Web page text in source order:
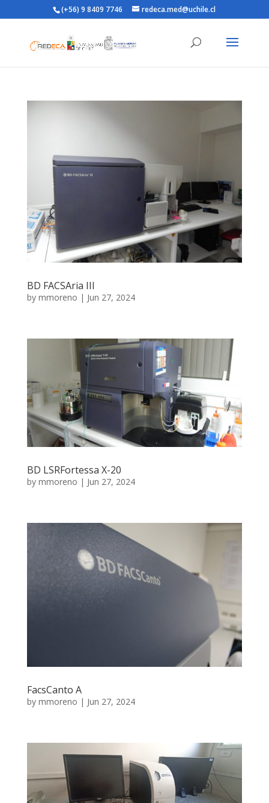
(+56) 9 8409 7746 redeca.med@uchile.cl
BD FACSAria III
by mmoreno | Jun 27, 2024
BD LSRFortessa X-20
by mmoreno | Jun 27, 2024
FacsCanto A
by mmoreno | Jun 27, 2024